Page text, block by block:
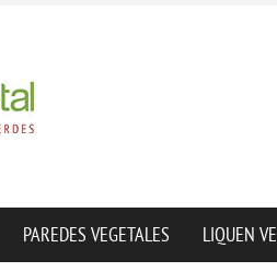
PAREDES VEGETALES LIQUEN